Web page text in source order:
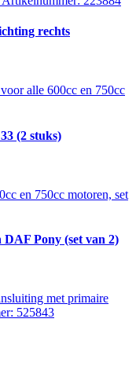
rechts
(2 stuks)
Pony (set van 2)